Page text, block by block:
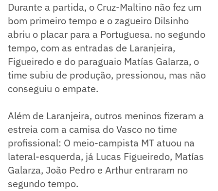
Durante a partida, o Cruz-Maltino não fez um
bom primeiro tempo e o zagueiro Dilsinho
abriu o placar para a Portuguesa. no segundo
tempo, com as entradas de Laranjeira,
Figueiredo e do paraguaio Matías Galarza, o
time subiu de produção, pressionou, mas não
conseguiu o empate.
Além de Laranjeira, outros meninos fizeram a
estreia com a camisa do Vasco no time
profissional: O meio-campista MT atuou na
lateral-esquerda, já Lucas Figueiredo, Matías
Galarza, João Pedro e Arthur entraram no
segundo tempo.